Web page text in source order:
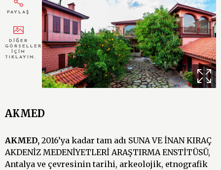
PAYLAŞ
DİĞER
GÖRSELLER
İÇİN
TIKLAYIN.
AKMED
AKMED, 2016’ya kadar tam adı SUNA VE İNAN KIRAÇ
AKDENİZ MEDENİYETLERİ ARAŞTIRMA ENSTİTÜSÜ,
Antalya ve çevresinin tarihi, arkeolojik, etnografik